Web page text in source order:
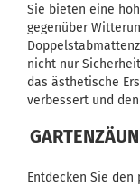
Sie bieten eine
gegenüber
nicht nur
das ästhetische
verbessert und
Entdecken Sie